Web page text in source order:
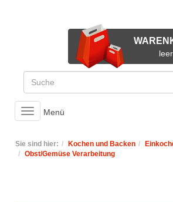
leer
Toggle
navigation
Menü
Sie sind hier: Kochen und Backen
Obst/Gemüse Verarbeitung